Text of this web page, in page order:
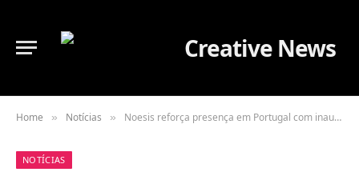
Home » Notícias » Noesis reforça presença em Portugal com inauguração de dois novos escritórios na Guarda e em Castelo Branco
NOTÍCIAS